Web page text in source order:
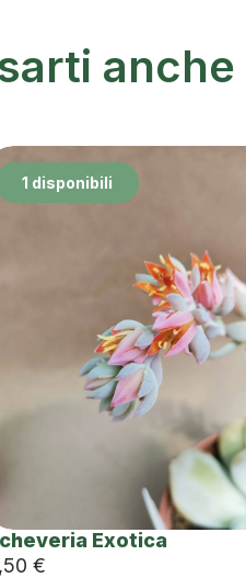
anche
1 disponibili
Exotica
€